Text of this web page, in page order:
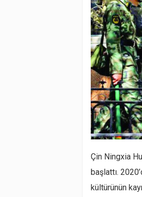
Çin Ningxia
başlattı.
kültürünün